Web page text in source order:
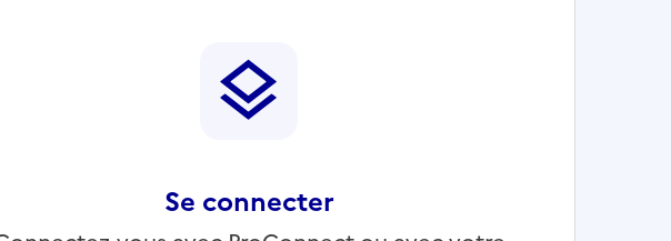
Se connecter